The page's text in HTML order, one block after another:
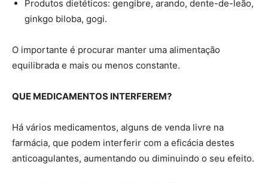
Produtos dietéticos: gengibre, arando, dente-de-leão,
ginkgo biloba, gogi.
O importante é procurar manter uma alimentação
equilibrada e mais ou menos constante.
QUE MEDICAMENTOS INTERFEREM?
Há vários medicamentos, alguns de venda livre na
farmácia, que podem interferir com a eficácia destes
anticoagulantes, aumentando ou diminuindo o seu efeito.